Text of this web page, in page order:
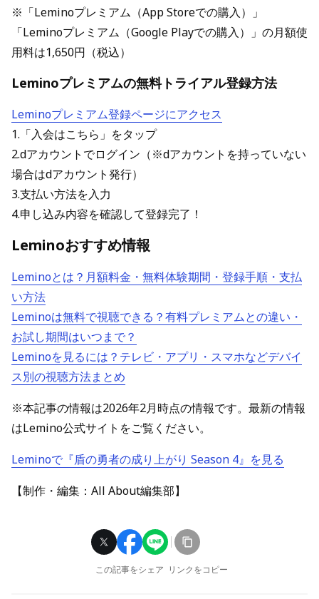
※「Leminoプレミアム（App Storeでの購入）」
「Leminoプレミアム（Google Playでの購入）」の月額使
用料は1,650円（税込）
Leminoプレミアムの無料トライアル登録方法
Leminoプレミアム登録ページにアクセス
1.「入会はこちら」をタップ
2.dアカウントでログイン（※dアカウントを持っていない
場合はdアカウント発行）
3.支払い方法を入力
4.申し込み内容を確認して登録完了！
Leminoおすすめ情報
Leminoとは？月額料金・無料体験期間・登録手順・支払
い方法
Leminoは無料で視聴できる？有料プレミアムとの違い・
お試し期間はいつまで？
Leminoを見るには？テレビ・アプリ・スマホなどデバイ
ス別の視聴方法まとめ
※本記事の情報は2026年2月時点の情報です。最新の情報
はLemino公式サイトをご覧ください。
Leminoで『盾の勇者の成り上がり Season 4』を見る
【制作・編集：All About編集部】
この記事をシェア リンクをコピー